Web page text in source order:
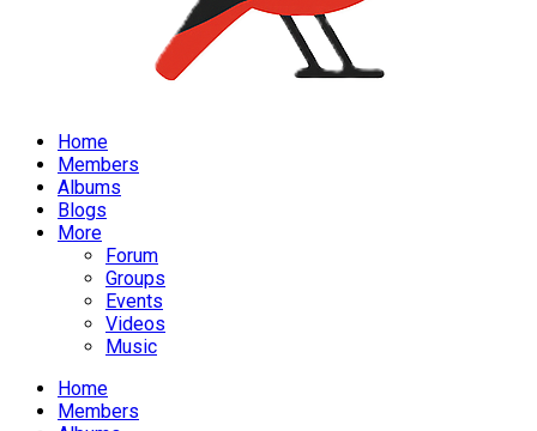
Home
Members
Albums
Blogs
More
Forum
Groups
Events
Videos
Music
Home
Members